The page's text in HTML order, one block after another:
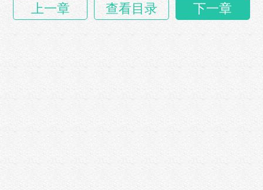
上一章 查看目录 下一章